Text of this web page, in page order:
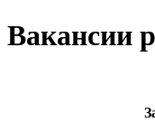
Вакансии